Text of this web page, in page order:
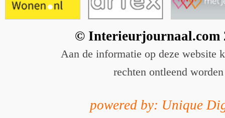
© Interieurjournaal.com
Aan de informatie op deze website
rechten ontleend worden
powered by: Unique